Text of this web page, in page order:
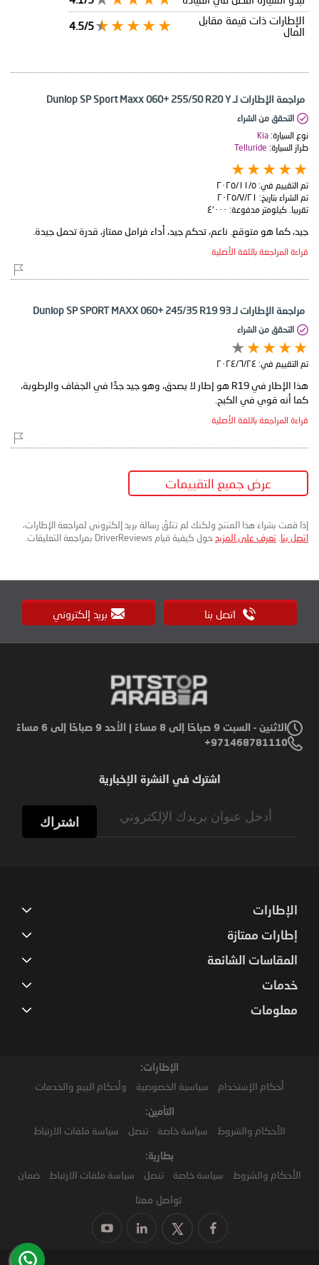
الإطارات ذات قيمة مقابل
المال
4.5/5
مراجعة الإطارات لـ Dunlop SP Sport Maxx 060+ 255/50 R20 Y
التحقق من الشراء
نوع السيارة: Kia
طراز السيارة: Telluride
تم التقييم في: ٥‏/١١‏/٢٠٢٥
تم الشراء بتاريخ: ٢١‏/٧‏/٢٠٢٥
تقريبا. كيلومتر مدفوعة: ٤٬٠٠٠
جيد، كما هو متوقع. ناعم، تحكم جيد، أداء فرامل ممتاز، قدرة تحمل جيدة.
قراءة المراجعة باللغة الأصلية
مراجعة الإطارات لـ Dunlop SP SPORT MAXX 060+ 245/35 R19 93
التحقق من الشراء
تم التقييم في: ٢٤‏/٦‏/٢٠٢٤
هذا الإطار في R19 هو إطار لا يصدق، وهو جيد جدًا في الجفاف والرطوبة،
كما أنه قوي في الكبح.
قراءة المراجعة باللغة الأصلية
عرض جميع التقييمات
إذا قمت بشراء هذا المنتج ولكنك لم تتلقَ رسالة بريد إلكتروني لمراجعة الإطارات،
اتصل بنا تعرف على المزيد حول كيفية قيام DriverReviews بمراجعة التعليقات.
اتصل بنا بريد إلكتروني
الاثنين - السبت 9 صباحًا إلى 8 مساءً | الأحد 9 صباحًا إلى 6 مساءً
971468781110+
اشترك في النشرة الإخبارية
اشتراك
الإطارات
إطارات ممتازة
المقاسات الشائعة
خدمات
معلومات
الإطارات:
أحكام الإستخدام سياسية الخصوصية وأحكام البيع والخدمات
التأمين:
الأحكام والشروط سياسة خاصة تنصل سياسة ملفات الارتباط
بطارية:
الأحكام والشروط سياسة خاصة تنصل سياسة ملفات الارتباط ضمان
تواصل معنا